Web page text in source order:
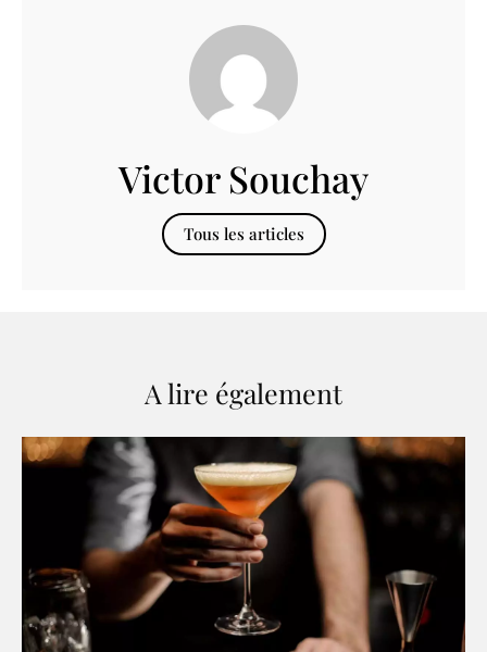
Victor Souchay
Tous les articles
A lire également